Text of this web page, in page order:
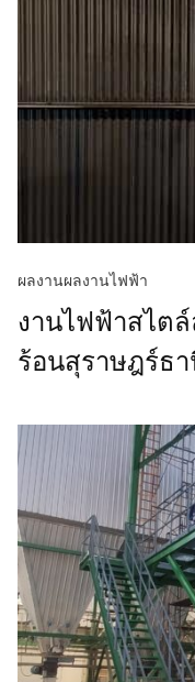
ผลงานผลงานไฟฟ้า
งานไฟฟ้าสไต
ร้อนสุราษฎร์ธ